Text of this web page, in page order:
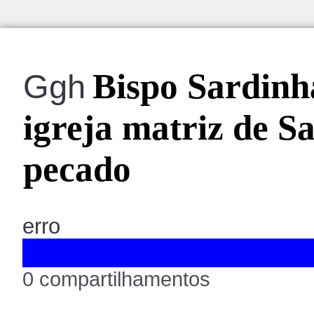
GghBispo
igreja matriz de
pecado
erro
0 compartilhamentos